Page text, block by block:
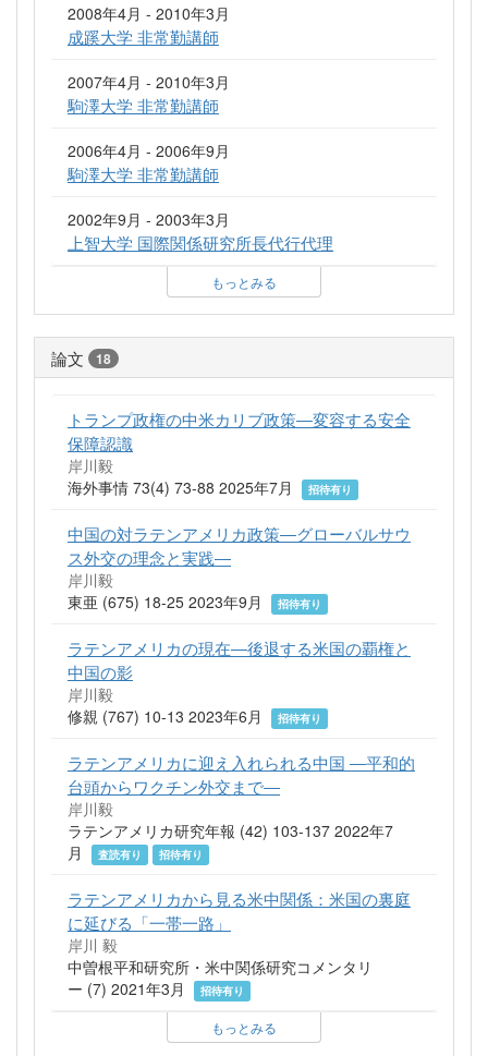
2008年4月 - 2010年3月
成蹊大学 非常勤講師
2007年4月 - 2010年3月
駒澤大学 非常勤講師
2006年4月 - 2006年9月
駒澤大学 非常勤講師
2002年9月 - 2003年3月
上智大学 国際関係研究所長代行代理
もっとみる
論文 18
トランプ政権の中米カリブ政策―変容する安全
保障認識
岸川毅
海外事情 73(4) 73-88 2025年7月
招待有り
中国の対ラテンアメリカ政策―グローバルサウ
ス外交の理念と実践―
岸川毅
東亜 (675) 18-25 2023年9月
招待有り
ラテンアメリカの現在―後退する米国の覇権と
中国の影
岸川毅
修親 (767) 10-13 2023年6月
招待有り
ラテンアメリカに迎え入れられる中国 ―平和的
台頭からワクチン外交まで―
岸川毅
ラテンアメリカ研究年報 (42) 103-137 2022年7
月
査読有り 招待有り
ラテンアメリカから見る米中関係：米国の裏庭
に延びる「一帯一路」
岸川 毅
中曽根平和研究所・米中関係研究コメンタリ
ー (7) 2021年3月
招待有り
もっとみる